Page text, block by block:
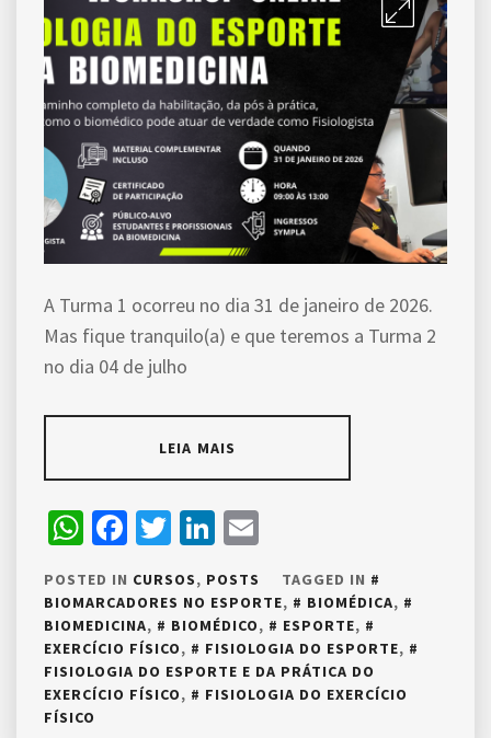
A Turma 1 ocorreu no dia 31 de janeiro de 2026.
Mas fique tranquilo(a) e que teremos a Turma 2
no dia 04 de julho
LEIA MAIS
WhatsApp
Facebook
TwitterLinkedIn
POSTED IN CURSOS, POSTS
TAGGED IN
BIOMARCADORES NO ESPORTE, BIOMÉDICA,
BIOMEDICINA, BIOMÉDICO, ESPORTE,
EXERCÍCIO FÍSICO, FISIOLOGIA DO ESPORTE,
FISIOLOGIA DO ESPORTE E DA PRÁTICA DO
EXERCÍCIO FÍSICO,
FISIOLOGIA DO EXERCÍCIO
FÍSICO